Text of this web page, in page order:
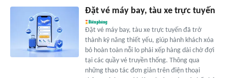
Đặt vé máy bay, tàu xe trực tuyến
Đặt vé máy bay, tàu xe trực tuyến đã trở
thành kỹ năng thiết yếu, giúp hành khách xóa
bỏ hoàn toàn nỗi lo phải xếp hàng dài chờ đợi
tại các quầy vé truyền thống. Thông qua
những thao tác đơn giản trên điện thoại